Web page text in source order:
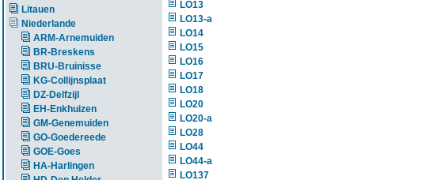
Litauen
Niederlande
ARM-Arnemuiden
BR-Breskens
BRU-Bruinisse
KG-Collijnsplaat
DZ-Delfzijl
EH-Enkhuizen
GM-Genemuiden
GO-Goedereede
GOE-Goes
HA-Harlingen
LO13
LO13-a
LO14
LO15
LO16
LO17
LO18
LO20
LO20-a
LO28
LO44
LO44-a
LO137